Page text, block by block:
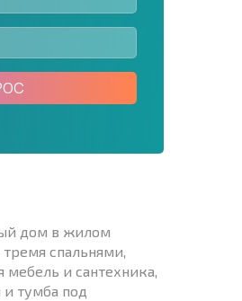
дом в жилом
спальнями,
и сантехника,
и тумба под